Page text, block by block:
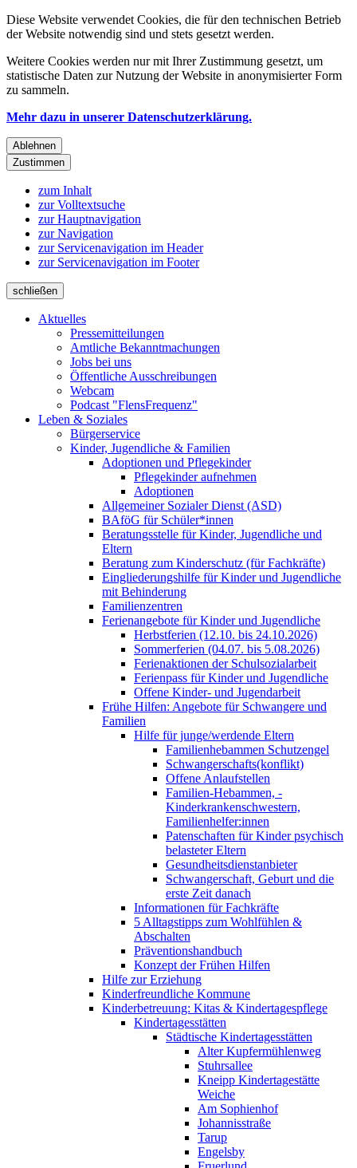
Diese Website verwendet Cookies, die für den technischen Betrieb
der Website notwendig sind und stets gesetzt werden.
Weitere Cookies werden nur mit Ihrer Zustimmung gesetzt, um
statistische Daten zur Nutzung der Website in anonymisierter Form
zu sammeln.
Mehr dazu in unserer Datenschutzerklärung.
Ablehnen
Zustimmen
zum Inhalt
zur Volltextsuche
zur Hauptnavigation
zur Navigation
zur Servicenavigation im Header
zur Servicenavigation im Footer
schließen
Aktuelles
Pressemitteilungen
Amtliche Bekanntmachungen
Jobs bei uns
Öffentliche Ausschreibungen
Webcam
Podcast "FlensFrequenz"
Leben & Soziales
Bürgerservice
Kinder, Jugendliche & Familien
Adoptionen und Pflegekinder
Pflegekinder aufnehmen
Adoptionen
Allgemeiner Sozialer Dienst (ASD)
BAföG für Schüler*innen
Beratungsstelle für Kinder, Jugendliche und
Eltern
Beratung zum Kinderschutz (für Fachkräfte)
Eingliederungshilfe für Kinder und Jugendliche
mit Behinderung
Familienzentren
Ferienangebote für Kinder und Jugendliche
Herbstferien (12.10. bis 24.10.2026)
Sommerferien (04.07. bis 5.08.2026)
Ferienaktionen der Schulsozialarbeit
Ferienpass für Kinder und Jugendliche
Offene Kinder- und Jugendarbeit
Frühe Hilfen: Angebote für Schwangere und
Familien
Hilfe für junge/werdende Eltern
Familienhebammen Schutzengel
Schwangerschafts(konflikt)
Offene Anlaufstellen
Familien-Hebammen, -
Kinderkrankenschwestern,
Familienhelfer:innen
Patenschaften für Kinder psychisch
belasteter Eltern
Gesundheitsdienstanbieter
Schwangerschaft, Geburt und die
erste Zeit danach
Informationen für Fachkräfte
5 Alltagstipps zum Wohlfühlen &
Abschalten
Präventionshandbuch
Konzept der Frühen Hilfen
Hilfe zur Erziehung
Kinderfreundliche Kommune
Kinderbetreuung: Kitas & Kindertagespflege
Kindertagesstätten
Städtische Kindertagesstätten
Alter Kupfermühlenweg
Stuhrsallee
Kneipp Kindertagestätte
Weiche
Am Sophienhof
Johannisstraße
Tarup
Engelsby